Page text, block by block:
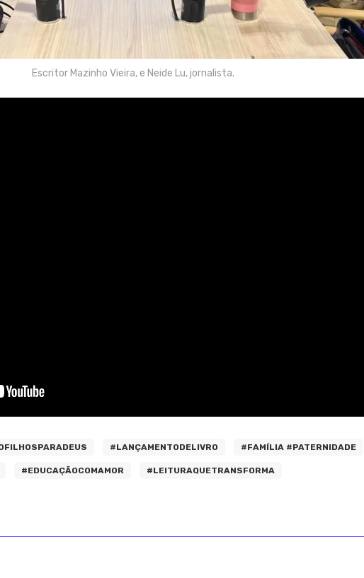
Escritor Mazinho Vieira, e Neide Lu, jornalista.
#LANÇAMENTODELIVRO #FAMÍLIA #PATERNIDADE
#EDUCAÇÃOCOMAMOR #LEITURAQUETRANSFORMA